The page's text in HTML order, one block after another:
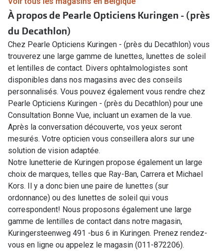
À propos de Pearle Opticiens Kuringen - (près
du Decathlon)
Chez Pearle Opticiens Kuringen - (près du Decathlon) vous
trouverez une large gamme de lunettes, lunettes de soleil
et lentilles de contact. Divers ophtalmologistes sont
disponibles dans nos magasins avec des conseils
personnalisés. Vous pouvez également vous rendre chez
Pearle Opticiens Kuringen - (près du Decathlon) pour une
Consultation Bonne Vue, incluant un examen de la vue.
Après la conversation découverte, vos yeux seront
mesurés. Votre opticien vous conseillera alors sur une
solution de vision adaptée.
Notre lunetterie de Kuringen propose également un large
choix de marques, telles que Ray-Ban, Carrera et Michael
Kors. Il y a donc bien une paire de lunettes (sur
ordonnance) ou des lunettes de soleil qui vous
correspondent! Nous proposons également une large
gamme de lentilles de contact dans notre magasin,
Kuringersteenweg 491 -bus 6 in Kuringen. Prenez rendez-
vous en ligne ou appelez le magasin (011-872206).